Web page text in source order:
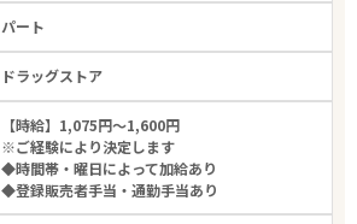
パート
ドラッグストア
【時給】1,075円～1,600円
※ご経験により決定します
◆時間帯・曜日によって加給あり
◆登録販売者手当・通勤手当あり